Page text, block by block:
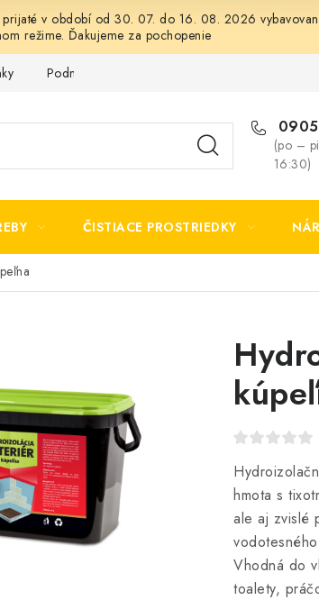
v období od 30. 07. do 16. 08. 2026
režime. Ďakujeme za pochopenie
Podmienky ochrany osobných údajov
(po –
16:30)
ČISTIACE PROSTRIEDKY
hmota s
ale aj zvislé
Vhodná do
toalety,